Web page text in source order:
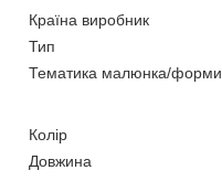
Країна виробник
Тип
Тематика малюнка/форми
Колір
Довжина